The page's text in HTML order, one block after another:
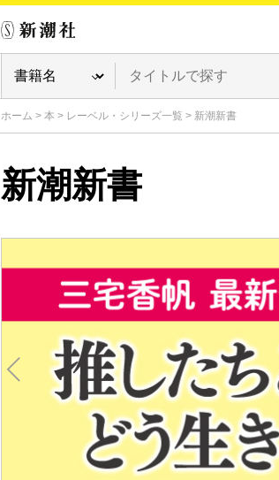
ホーム > 本 > レーベル・シリーズ一覧 > 新潮新書
新潮新書